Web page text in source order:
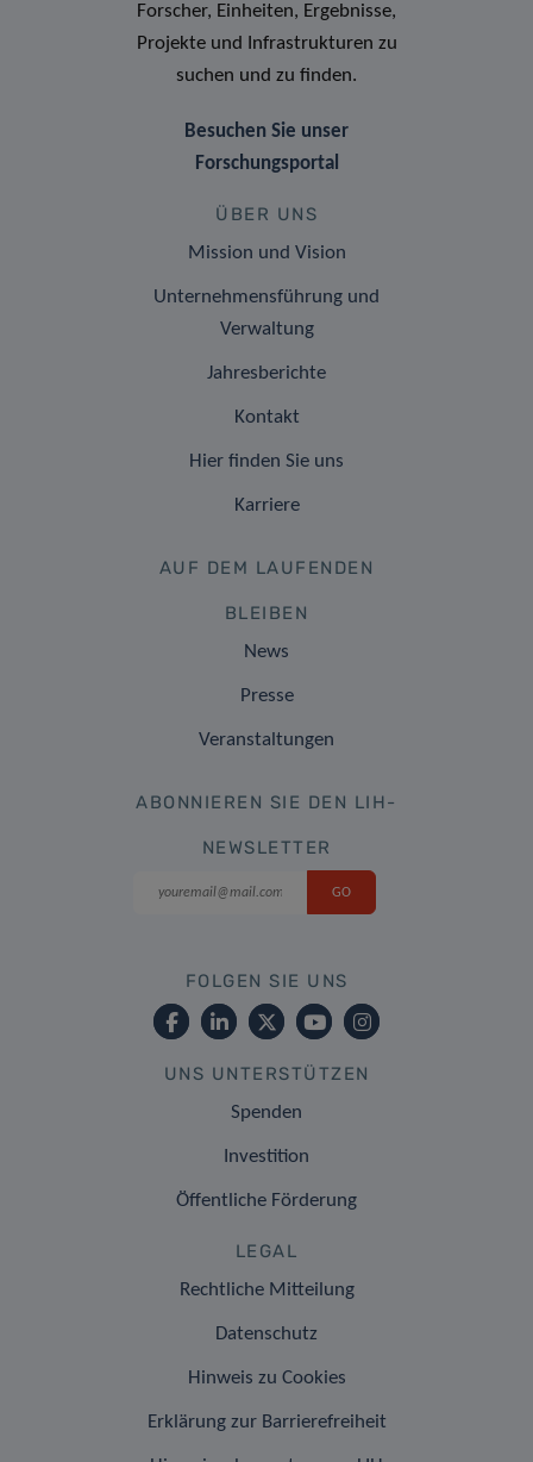
Forscher, Einheiten, Ergebnisse,
Projekte und Infrastrukturen zu
suchen und zu finden.
Besuchen Sie unser
Forschungsportal
ÜBER UNS
Mission und Vision
Unternehmensführung und
Verwaltung
Jahresberichte
Kontakt
Hier finden Sie uns
Karriere
AUF DEM LAUFENDEN
BLEIBEN
News
Presse
Veranstaltungen
ABONNIEREN SIE DEN LIH-
NEWSLETTER
FOLGEN SIE UNS
UNS UNTERSTÜTZEN
Spenden
Investition
Öffentliche Förderung
LEGAL
Rechtliche Mitteilung
Datenschutz
Hinweis zu Cookies
Erklärung zur Barrierefreiheit